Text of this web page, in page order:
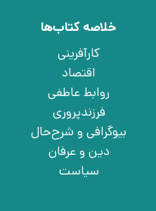
خلاصه کتاب‌ها
کارآفرینی
اقتصاد
روابط عاطفی
فرزندپروری
بیوگرافی و شرح‌حال
دین و عرفان
سیاست